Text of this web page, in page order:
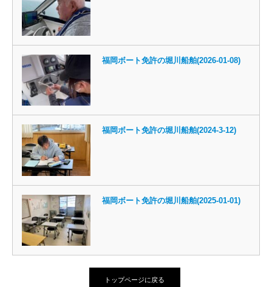
福岡ボート免許の堀川船舶(2026-01-08)
福岡ボート免許の堀川船舶(2024-3-12)
福岡ボート免許の堀川船舶(2025-01-01)
トップページに戻る